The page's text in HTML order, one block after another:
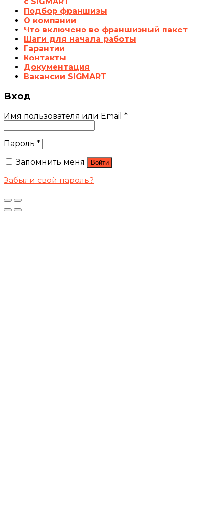
Подбор франшизы
О компании
Что включено во франшизный пакет
Шаги для начала работы
Гарантии
Контакты
Документация
Вакансии SIGMART
Вход
Имя пользователя или Email *
Пароль *
Запомнить меня
Войти
Забыли свой пароль?